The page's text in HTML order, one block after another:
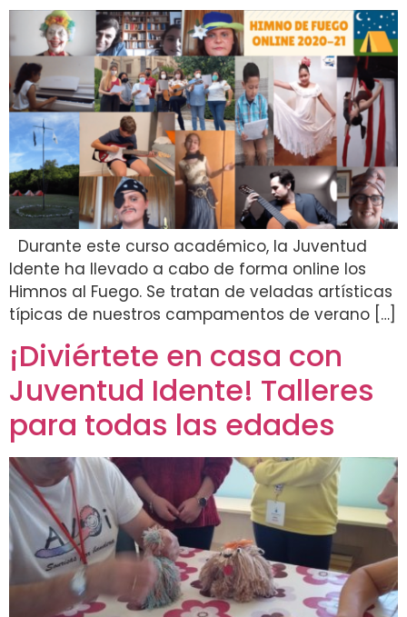
Durante este curso académico, la Juventud
Idente ha llevado a cabo de forma online los
Himnos al Fuego. Se tratan de veladas artísticas
típicas de nuestros campamentos de verano […]
¡Diviértete en casa con
Juventud Idente! Talleres
para todas las edades